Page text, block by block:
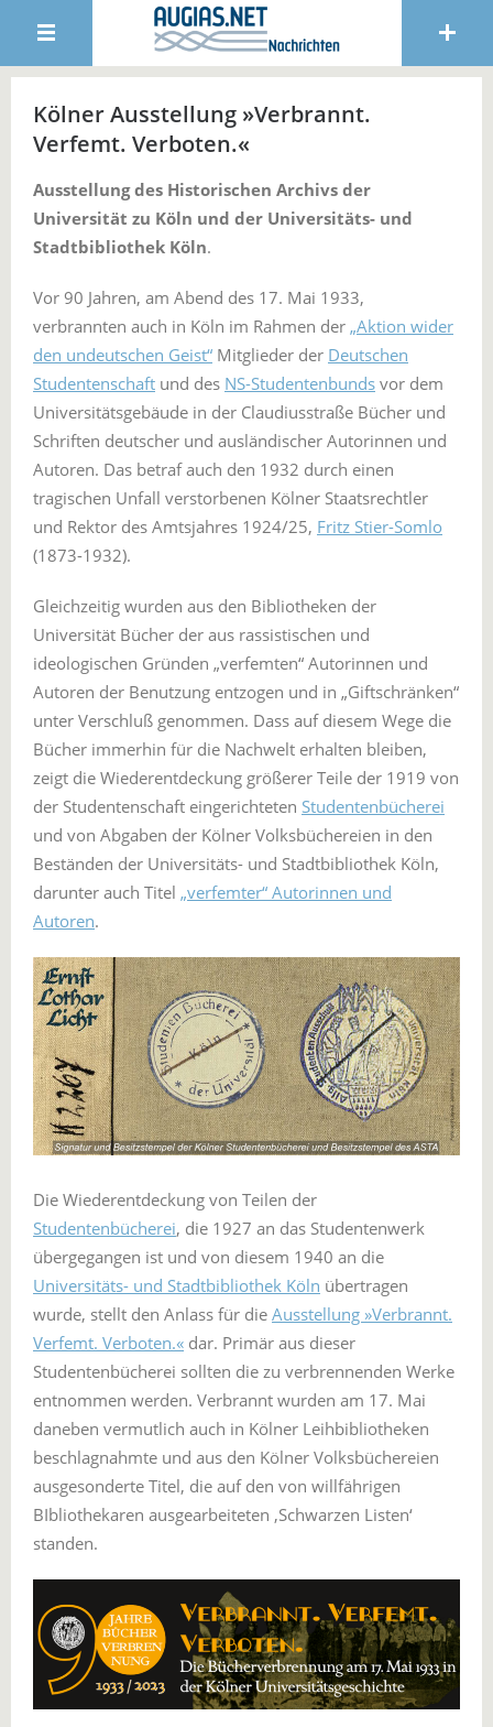
Kölner Ausstellung »Verbrannt.
Verfemt. Verboten.«
Ausstellung des Historischen Archivs der
Universität zu Köln und der Universitäts- und
Stadtbibliothek Köln.
Vor 90 Jahren, am Abend des 17. Mai 1933,
verbrannten auch in Köln im Rahmen der „Aktion wider
den undeutschen Geist“ Mitglieder der Deutschen
Studentenschaft und des NS-Studentenbunds vor dem
Universitätsgebäude in der Claudiusstraße Bücher und
Schriften deutscher und ausländischer Autorinnen und
Autoren. Das betraf auch den 1932 durch einen
tragischen Unfall verstorbenen Kölner Staatsrechtler
und Rektor des Amtsjahres 1924/25, Fritz Stier-Somlo
(1873-1932).
Gleichzeitig wurden aus den Bibliotheken der
Universität Bücher der aus rassistischen und
ideologischen Gründen „verfemten“ Autorinnen und
Autoren der Benutzung entzogen und in „Giftschränken“
unter Verschluß genommen. Dass auf diesem Wege die
Bücher immerhin für die Nachwelt erhalten bleiben,
zeigt die Wiederentdeckung größerer Teile der 1919 von
der Studentenschaft eingerichteten Studentenbücherei
und von Abgaben der Kölner Volksbüchereien in den
Beständen der Universitäts- und Stadtbibliothek Köln,
darunter auch Titel „verfemter“ Autorinnen und
Autoren.
Die Wiederentdeckung von Teilen der
Studentenbücherei, die 1927 an das Studentenwerk
übergegangen ist und von diesem 1940 an die
Universitäts- und Stadtbibliothek Köln übertragen
wurde, stellt den Anlass für die Ausstellung »Verbrannt.
Verfemt. Verboten.« dar. Primär aus dieser
Studentenbücherei sollten die zu verbrennenden Werke
entnommen werden. Verbrannt wurden am 17. Mai
daneben vermutlich auch in Kölner Leihbibliotheken
beschlagnahmte und aus den Kölner Volksbüchereien
ausgesonderte Titel, die auf den von willfährigen
BIbliothekaren ausgearbeiteten ‚Schwarzen Listen‘
standen.